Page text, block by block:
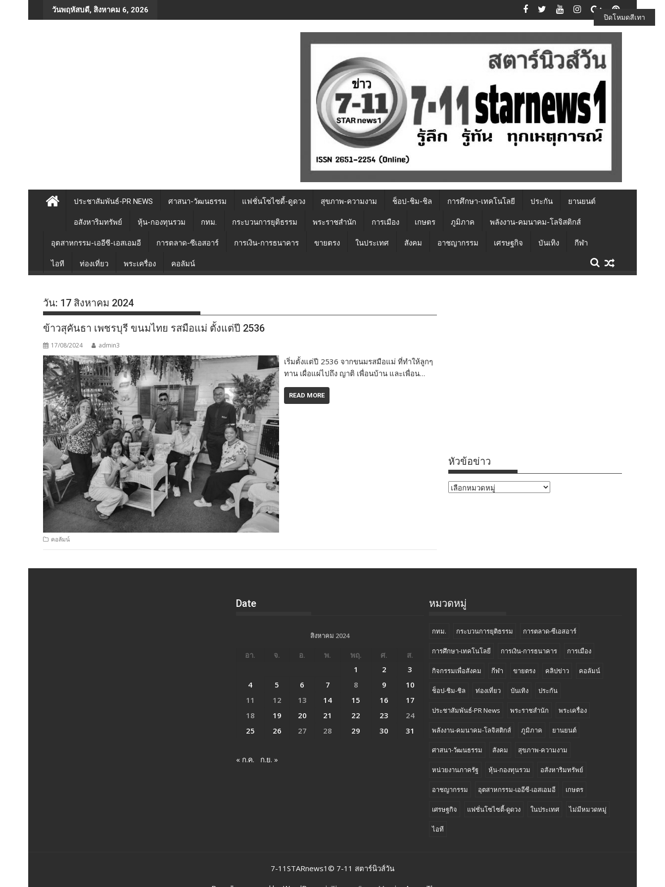
to
วันพฤหัสบดี, สิงหาคม 6, 2026
ประชาสัมพันธ์-PR NEWS ศาสนา-วัฒนธรรม แฟชั่นโซไซตี้-ดูดวง สุขภาพ-ความงาม ช็อป-ชิม-ชิล การศึกษา-เทคโนโลยี ประกัน ยานยนต์
อสังหาริมทรัพย์ หุ้น-กองทุนรวม กทม. กระบวนการยุติธรรม พระราชสำนัก การเมือง เกษตร ภูมิภาค พลังงาน-คมนาคม-โลจิสติกส์
อุตสาหกรรม-เออีซี-เอสเอมอี การตลาด-ซีเอสอาร์ การเงิน-การธนาคาร ขายตรง ในประเทศ สังคม อาชญากรรม เศรษฐกิจ บันเทิง กีฬา
ไอที ท่องเที่ยว พระเครื่อง คอลัมน์
วัน: 17 สิงหาคม 2024
ข้าวสุคันธา เพชรบุรี ขนมไทย รสมือแม่ ตั้งแต่ปี 2536
17/08/2024 admin3
เริ่มตั้งแต่ปี 2536 จากขนมรสมือแม่ ที่ทำให้ลูกๆ
ทาน เผื่อแผ่ไปถึง ญาติ เพื่อนบ้าน และเพื่อน…
READ MORE
คอลัมน์
หัวข้อข่าว
หัวข้อ
Date
สิงหาคม 2024
อา. จ. อ. พ. พฤ. ศ.
ส.
1
2
3
4
5 6 7 8 9
10
11
12 13 14 15 16
17
18
19 20 21 22 23
24
25
26 27 28 29 30 31
« ก.ค. ก.ย. »
หมวดหมู่
กทม. กระบวนการยุติธรรม การตลาด-ซีเอสอาร์
การศึกษา-เทคโนโลยี การเงิน-การธนาคาร การเมือง
กิจกรรมเพื่อสังคม กีฬา ขายตรง คลิปข่าว คอลัมน์
ช็อป-ชิม-ชิล ท่องเที่ยว บันเทิง ประกัน
ประชาสัมพันธ์-PR News พระราชสำนัก พระเครื่อง
พลังงาน-คมนาคม-โลจิสติกส์ ภูมิภาค ยานยนต์
ศาสนา-วัฒนธรรม สังคม สุขภาพ-ความงาม
หน่วยงานภาครัฐ หุ้น-กองทุนรวม อสังหาริมทรัพย์
อาชญากรรม อุตสาหกรรม-เออีซี-เอสเอมอี เกษตร
เศรษฐกิจ แฟชั่นโซไซตี้-ดูดวง ในประเทศ ไม่มีหมวดหมู่
ไอที
7-11STARnews1© 7-11 สตาร์นิวส์วัน
ปิดโหมดสีเทา